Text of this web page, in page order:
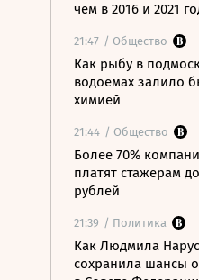
чем в 2016 и 2021
21:47 / Общество
Как рыбу в
водоемах залило
химией
21:44 / Общество
Более 70%
платят стажерам
рублей
21:39 / Политика
Как Людмила
сохранила шансы